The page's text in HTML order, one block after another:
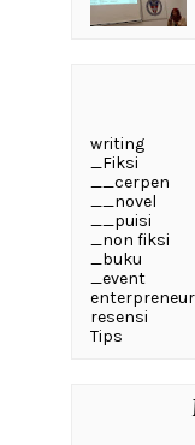
writing
_Fiksi
__cerpen
__novel
__puisi
_non fiksi
_buku
_event
resensi
Tips